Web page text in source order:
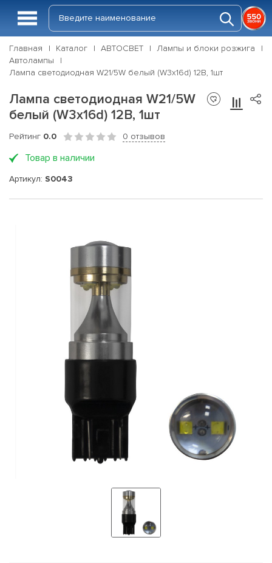
Главная Каталог АВТОСВЕТ
Лампы и блоки розжига
Автолампы
Лампа светодиодная W21/5W белый (W3x16d) 12В, 1шт
Лампа светодиодная W21/5W
белый (W3x16d) 12В, 1шт
Рейтинг 0.0 0 отзывов
Товар в наличии
Артикул: S0043